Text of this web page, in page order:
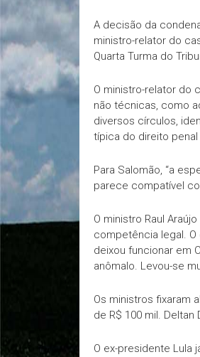
A decisão da
ministro-relator do
Quarta Turma do
O ministro-relator do
não técnicas, como
diversos círculos,
típica do direito
Para Salomão, “a
parece compatível
O ministro Raul
competência legal.
deixou funcionar em
anômalo. Levou-se
Os ministros fixaram
de R$ 100 mil.
O ex-presidente Lula